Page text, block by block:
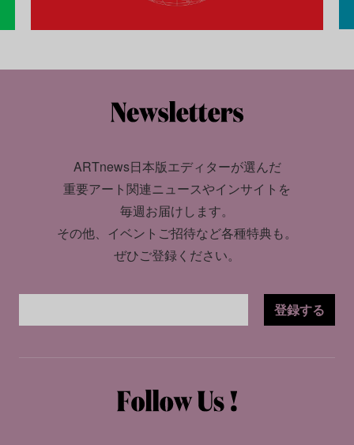
ARTnews日本版エディターが選んだ
重要アート関連ニュースやインサイトを
毎週お届けします。
その他、イベントご招待など各種特典も。
ぜひご登録ください。
登録する